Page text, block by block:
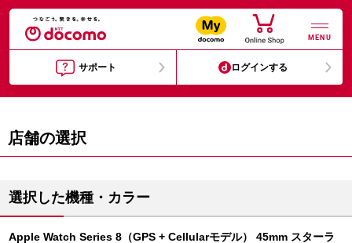
MENU
サポート ログインする
店舗の選択
選択した機種・カラー
Apple Watch Series 8（GPS + Cellularモデル） 45mm スターラ